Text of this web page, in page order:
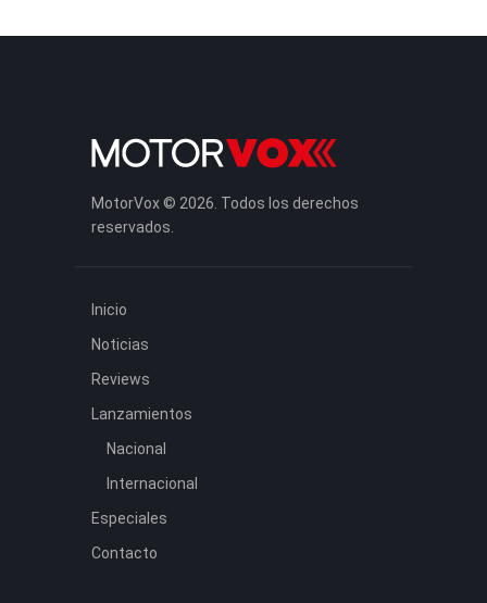
MotorVox © 2026. Todos los derechos
reservados.
Inicio
Noticias
Reviews
Lanzamientos
Nacional
Internacional
Especiales
Contacto